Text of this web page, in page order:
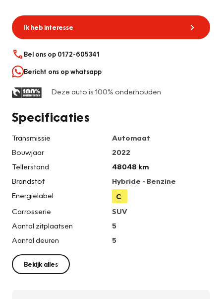
Ik heb interesse
Bel ons op 0172-605341
Bericht ons op whatsapp
Deze auto is 100% onderhouden
Specificaties
Transmissie
Automaat
Bouwjaar
2022
Tellerstand
48048 km
Brandstof
Hybride - Benzine
Energielabel
C
Carrosserie
SUV
Aantal zitplaatsen
5
Aantal deuren
5
Bekijk alles